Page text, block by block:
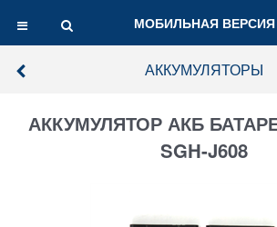
МОБИЛЬНАЯ ВЕРСИЯ
АККУМУЛЯТОРЫ
АККУМУЛЯТОР АКБ
SGH-J608